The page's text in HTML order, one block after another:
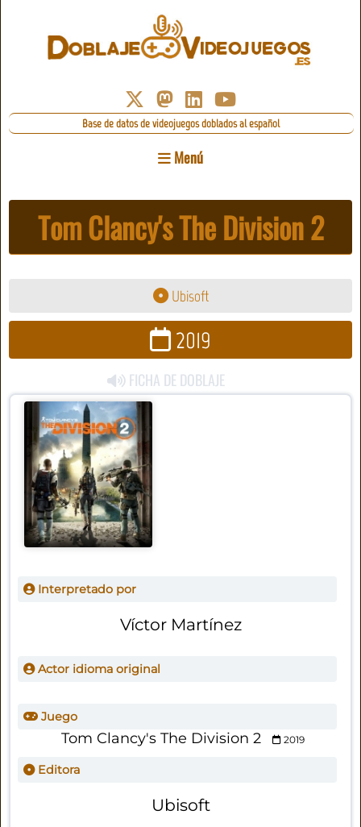
Base de datos de videojuegos doblados al español
Menú
Tom Clancy's The Division 2
Ubisoft
2019
FICHA DE DOBLAJE
Interpretado por
Víctor Martínez
Actor idioma original
Juego
Tom Clancy's The Division 2 2019
Editora
Ubisoft